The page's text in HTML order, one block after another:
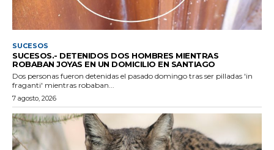
SUCESOS
SUCESOS.- DETENIDOS DOS HOMBRES MIENTRAS
ROBABAN JOYAS EN UN DOMICILIO EN SANTIAGO
Dos personas fueron detenidas el pasado domingo tras ser pilladas 'in
fraganti' mientras robaban...
7 agosto, 2026